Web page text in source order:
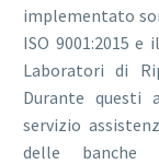
implementato
ISO 9001:2015
Laboratori di
Durante questi
servizio
delle banche